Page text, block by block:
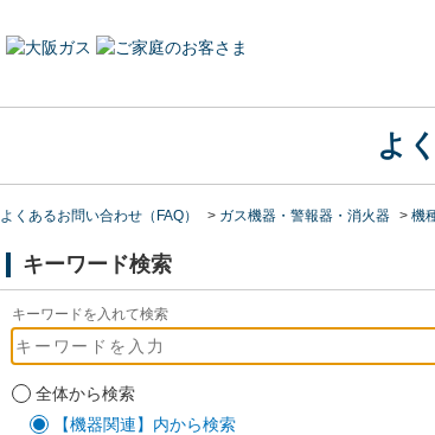
よ
よくあるお問い合わせ（FAQ） > ガス機器・警報器・消火器 > 機
キーワード検索
キーワードを入れて検索
全体から検索
【機器関連】内から検索